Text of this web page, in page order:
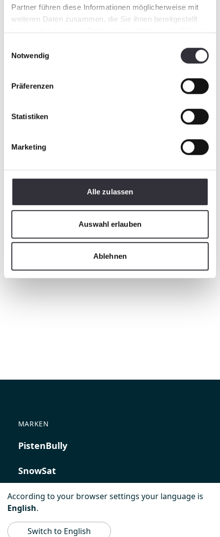
Partner führen diese Informationen möglicherweise mit
weiteren Daten zusammen, die Sie ihnen bereitgestellt
haben oder die sie im Rahmen Ihrer Nutzung der Dienste
Notwendig
Präferenzen
Statistiken
Marketing
Alle zulassen
Auswahl erlauben
Ablehnen
MARKEN
PistenBully
SnowSat
PowerBully
BeachTech
According to your browser settings your language is
English.
Switch to English